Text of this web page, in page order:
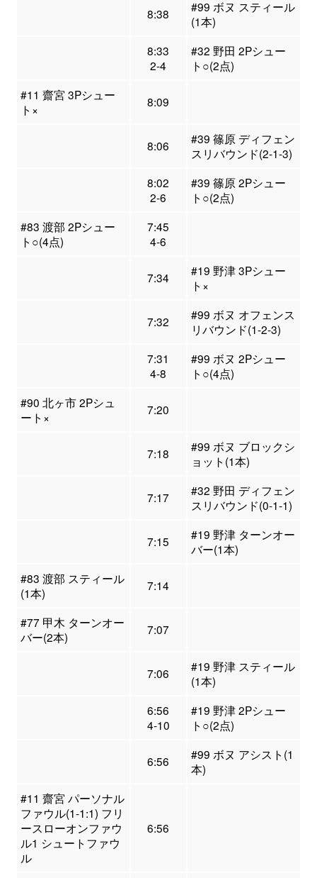
8:38
#99 ボヌ スティール
(1本)
8:33
2-4
#32 野田 2Pシュー
ト○(2点)
#11 齋宮 3Pシュー
ト×
8:09
8:06
#39 篠原 ディフェン
スリバウンド(2-1-3)
8:02
2-6
#39 篠原 2Pシュー
ト○(2点)
#83 渡部 2Pシュー
ト○(4点)
7:45
4-6
7:34
#19 野津 3Pシュー
ト×
7:32
#99 ボヌ オフェンス
リバウンド(1-2-3)
7:31
4-8
#99 ボヌ 2Pシュー
ト○(4点)
#90 北ヶ市 2Pシュ
ート×
7:20
7:18
#99 ボヌ ブロックシ
ョット(1本)
7:17
#32 野田 ディフェン
スリバウンド(0-1-1)
7:15
#19 野津 ターンオー
バー(1本)
#83 渡部 スティール
(1本)
7:14
#77 甲木 ターンオー
バー(2本)
7:07
7:06
#19 野津 スティール
(1本)
6:56
4-10
#19 野津 2Pシュー
ト○(2点)
6:56
#99 ボヌ アシスト(1
本)
#11 齋宮 パーソナル
ファウル(1-1:1) フリ
ースローオンファウ
ル1 シュートファウ
ル
6:56